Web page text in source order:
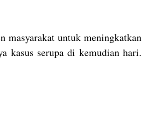
masyarakat untuk meningkatkan
kasus serupa di kemudian hari.